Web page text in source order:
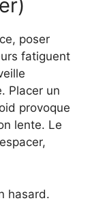
poser
fatiguent
Placer un
provoque
lente. Le
hasard.